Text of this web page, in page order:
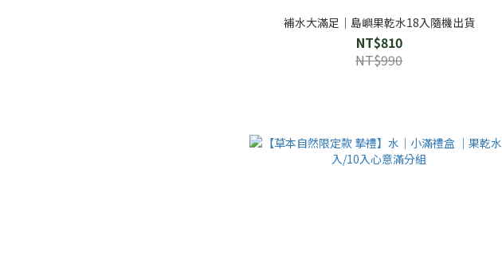
補水大滿足｜島嶼果乾水18入隨機出貨
NT$810
NT$990